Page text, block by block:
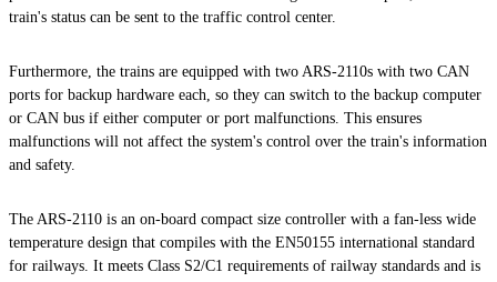
train's status can be sent to the traffic control center.
Furthermore, the trains are equipped with two ARS-2110s with two CAN
ports for backup hardware each, so they can switch to the backup computer
or CAN bus if either computer or port malfunctions. This ensures
malfunctions will not affect the system's control over the train's information
and safety.
The ARS-2110 is an on-board compact size controller with a fan-less wide
temperature design that compiles with the EN50155 international standard
for railways. It meets Class S2/C1 requirements of railway standards and is